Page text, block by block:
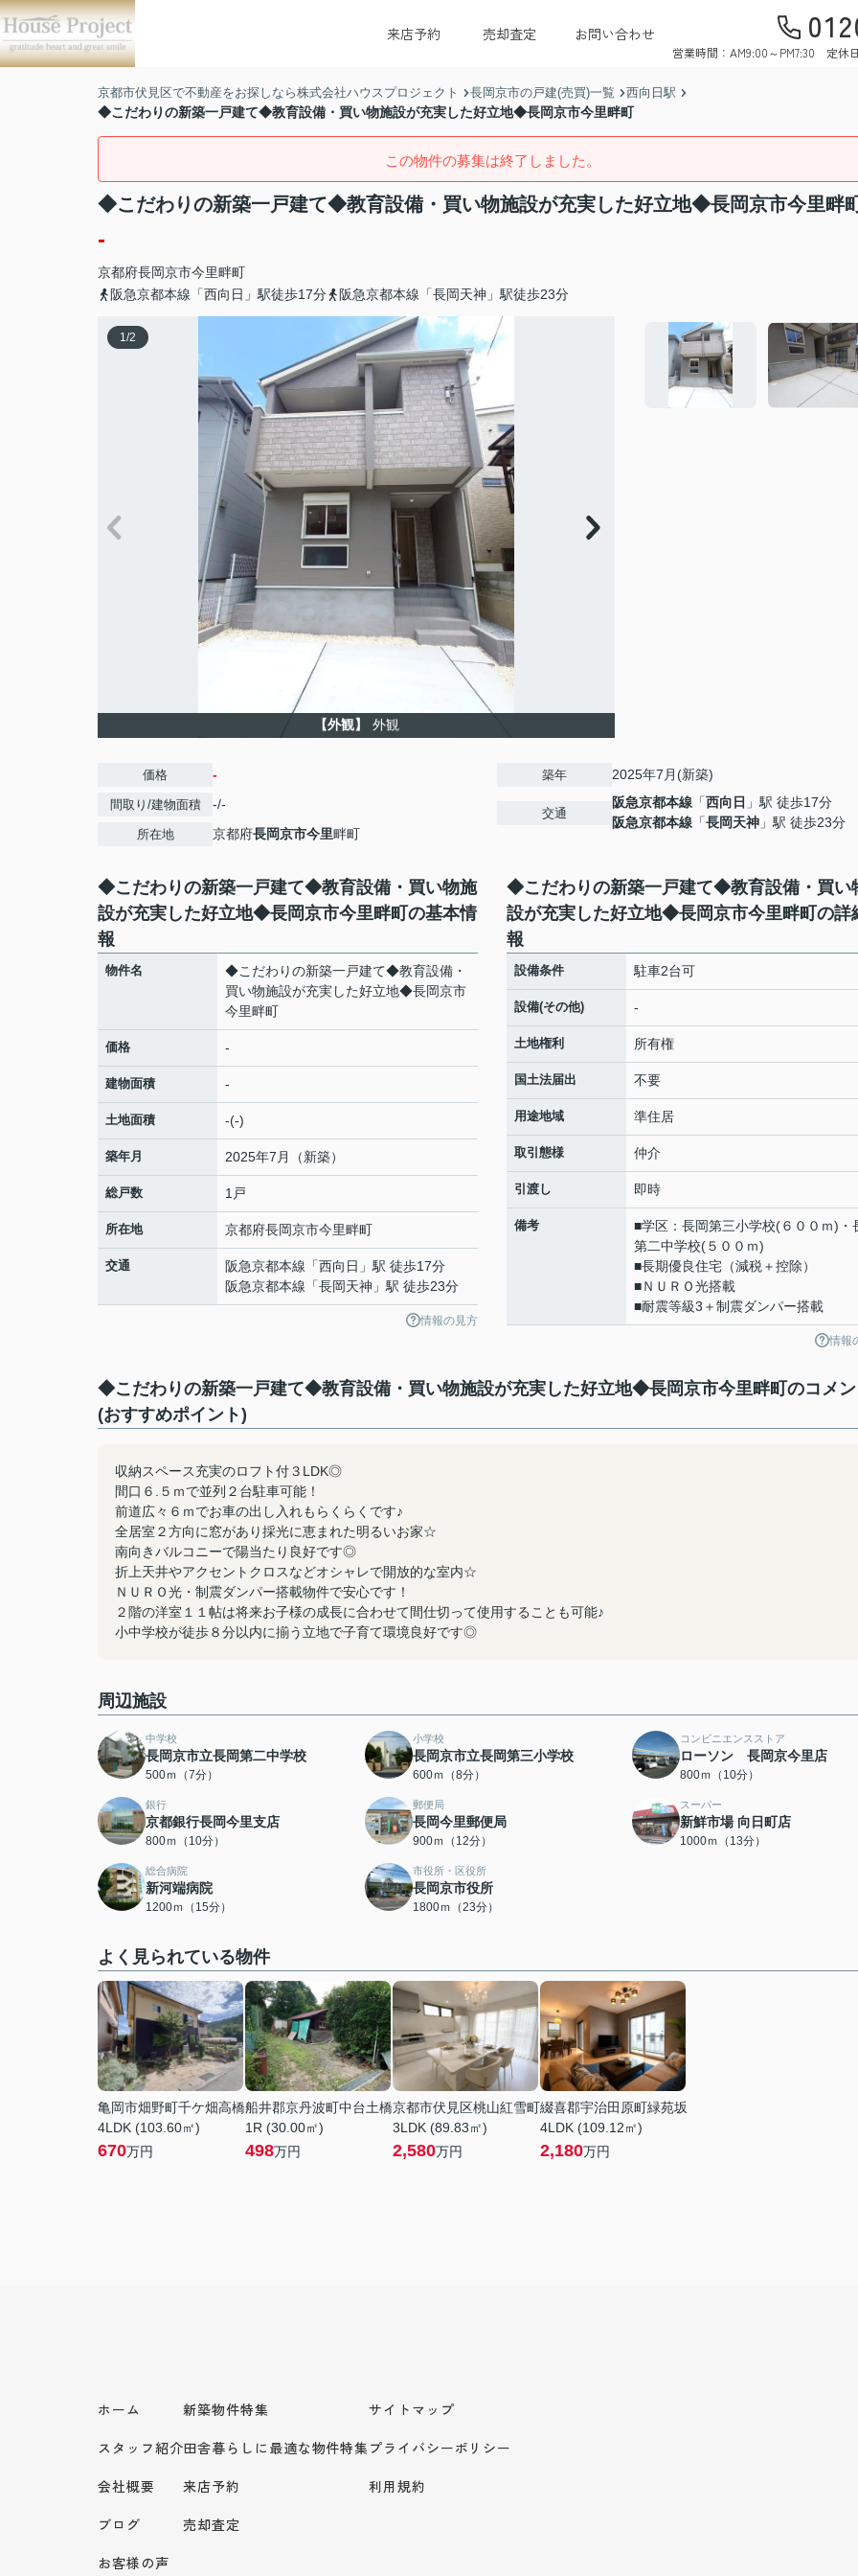
来店予約 売却査定 お問い合わせ
営業時間：AM9:00～PM7:30 定休
京都市伏見区で不動産をお探しなら株式会社ハウスプロジェクト 長岡京市の戸建(売買)一覧 西向日駅
◆こだわりの新築一戸建て◆教育設備・買い物施設が充実した好立地◆長岡京市今里畔町
この物件の募集は終了しました。
◆こだわりの新築一戸建て◆教育設備・買い物施設が充実した好立地◆長岡京市今里畔
-
京都府長岡京市今里畔町
阪急京都本線「西向日」駅徒歩17分
阪急京都本線「長岡天神」駅徒歩23分
1/2
【外観】 外観
価格 -
間取り/建物面積 -/-
所在地 京都府長岡京市今里畔町
築年 2025年7月(新築)
交通
阪急京都本線 「西向日 」駅 徒歩17分
阪急京都本線 「長岡天神 」駅 徒歩23分
◆こだわりの新築一戸建て◆教育設備・買い物施
設が充実した好立地◆長岡京市今里畔町の基本情
報
物件名
◆こだわりの新築一戸建て◆教育設備・
買い物施設が充実した好立地◆長岡京市
今里畔町
価格 -
建物面積 -
土地面積 -(-)
築年月 2025年7月（新築）
総戸数 1戸
所在地 京都府長岡京市今里畔町
交通 阪急京都本線 「西向日 」駅 徒歩17分
阪急京都本線 「長岡天神 」駅 徒歩23分
情報の見方
◆こだわりの新築一戸建て◆教育設備・買い
設が充実した好立地◆長岡京市今里畔町の詳
報
設備条件 駐車2台可
設備(その他) -
土地権利 所有権
国土法届出 不要
用途地域 準住居
取引態様 仲介
引渡し 即時
備考
■学区：長岡第三小学校(６００ｍ)・
第二中学校(５００ｍ)
■長期優良住宅（減税＋控除）
■ＮＵＲＯ光搭載
■耐震等級3＋制震ダンパー搭載
情報
◆こだわりの新築一戸建て◆教育設備・買い物施設が充実した好立地◆長岡京市今里畔町のコメン
(おすすめポイント)
収納スペース充実のロフト付３LDK◎
間口６.５ｍで並列２台駐車可能！
前道広々６ｍでお車の出し入れもらくらくです♪
全居室２方向に窓があり採光に恵まれた明るいお家☆
南向きバルコニーで陽当たり良好です◎
折上天井やアクセントクロスなどオシャレで開放的な室内☆
ＮＵＲＯ光・制震ダンパー搭載物件で安心です！
２階の洋室１１帖は将来お子様の成長に合わせて間仕切って使用することも可能♪
小中学校が徒歩８分以内に揃う立地で子育て環境良好です◎
周辺施設
中学校
長岡京市立長岡第二中学校
500ｍ（7分）
小学校
長岡京市立長岡第三小学校
600ｍ（8分）
コンビニエンスストア
ローソン 長岡京今里店
800ｍ（10分）
銀行
京都銀行長岡今里支店
800ｍ（10分）
郵便局
長岡今里郵便局
900ｍ（12分）
スーパー
新鮮市場 向日町店
1000ｍ（13分）
総合病院
新河端病院
1200ｍ（15分）
市役所・区役所
長岡京市役所
1800ｍ（23分）
よく見られている物件
亀岡市畑野町千ケ畑高橋
4LDK (103.60㎡)
670万円
船井郡京丹波町中台土橋
1R (30.00㎡)
498万円
京都市伏見区桃山紅雪町
3LDK (89.83㎡)
2,580万円
綴喜郡宇治田原町緑苑坂
4LDK (109.12㎡)
2,180万円
ホーム
スタッフ紹介
会社概要
ブログ
お客様の声
新築物件特集
田舎暮らしに最適な物件特集
来店予約
売却査定
サイトマップ
プライバシーポリシー
利用規約